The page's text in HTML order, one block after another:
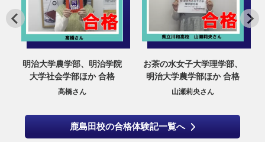
明治大学農学部、明治学院
大学社会学部ほか 合格
髙橋さん
お茶の水女子大学理学部、
明治大学農学部ほか 合格
山瀬莉央さん
鹿島田校の合格体験記一覧へ